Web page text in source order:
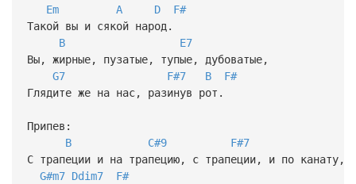
Em
A D
F#
Такой вы и сякой народ.
B
E7
Вы, жирные, пузатые, тупые, дубоватые,
G7
F#7 B
F#
Глядите же на нас, разинув рот.
Припев:
B
C#9
F#7
С трапеции и на трапецию, с трапеции, и по канату,
G#m7 Ddim7
F#